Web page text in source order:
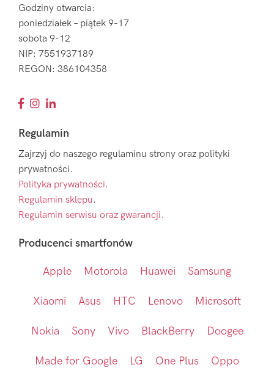
Godziny otwarcia:
poniedziałek – piątek 9-17
sobota 9-12
NIP: 7551937189
REGON: 386104358
Regulamin
Zajrzyj do naszego regulaminu strony oraz polityki
prywatności.
Polityka prywatności.
Regulamin sklepu.
Regulamin serwisu oraz gwarancji.
Producenci smartfonów
Apple Motorola Huawei Samsung
Xiaomi Asus HTC Lenovo Microsoft
Nokia Sony Vivo BlackBerry Doogee
Made for Google LG One Plus Oppo